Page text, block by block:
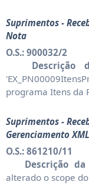
Suprimentos -
Nota
O.S.: 900032/2
Descrição
programa Itens da
Suprimentos -
Gerenciamento
O.S.: 861210/11
Descrição
alterado o scope